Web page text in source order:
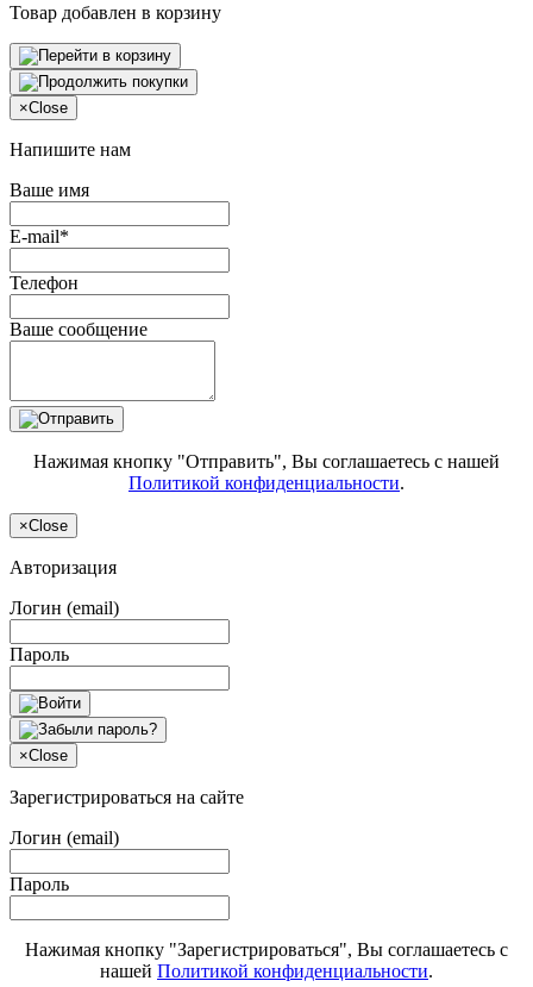
Товар добавлен в корзину
×Close
Напишите нам
Ваше имя
E-mail*
Телефон
Ваше сообщение
Нажимая кнопку "Отправить", Вы соглашаетесь с нашей
Политикой конфиденциальности.
×Close
Авторизация
Логин (email)
Пароль
×Close
Зарегистрироваться на сайте
Логин (email)
Пароль
Нажимая кнопку "Зарегистрироваться", Вы соглашаетесь с
нашей Политикой конфиденциальности.